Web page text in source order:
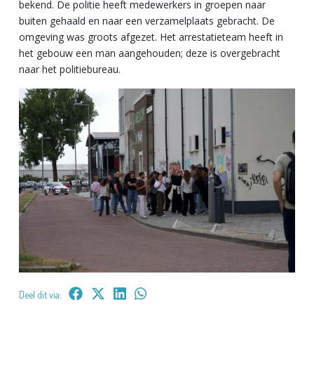
bekend. De politie heeft medewerkers in groepen naar
buiten gehaald en naar een verzamelplaats gebracht. De
omgeving was groots afgezet. Het arrestatieteam heeft in
het gebouw een man aangehouden; deze is overgebracht
naar het politiebureau.
Deel dit via: